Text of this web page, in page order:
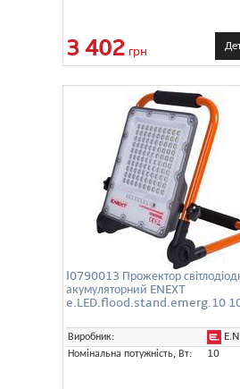
3 402 грн
l0790013 Прожектор
акумуляторний ENEXT
e.LED.flood.stand.emerg.10
Виробник:
Номінальна потужність, Вт:
10